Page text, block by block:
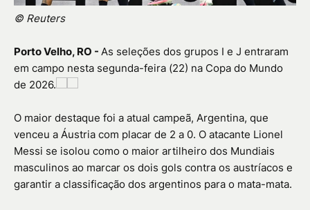
© Reuters
Porto Velho, RO - As seleções dos grupos I e J entraram
em campo nesta segunda-feira (22) na Copa do Mundo
de 2026.
O maior destaque foi a atual campeã, Argentina, que
venceu a Áustria com placar de 2 a 0. O atacante Lionel
Messi se isolou como o maior artilheiro dos Mundiais
masculinos ao marcar os dois gols contra os austríacos e
garantir a classificação dos argentinos para o mata-mata.